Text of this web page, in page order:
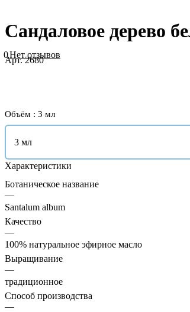
Сандаловое дерево
0Нет отзывов
Арт.2680
Объём : 3 мл
3 мл
Характеристики
Ботаническое название
—
Santalum album
Качество
—
100% натуральное эфирное масло
Выращивание
—
традиционное
Способ производства
—